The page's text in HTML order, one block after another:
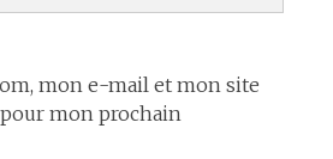
mon e-mail et mon site
mon prochain